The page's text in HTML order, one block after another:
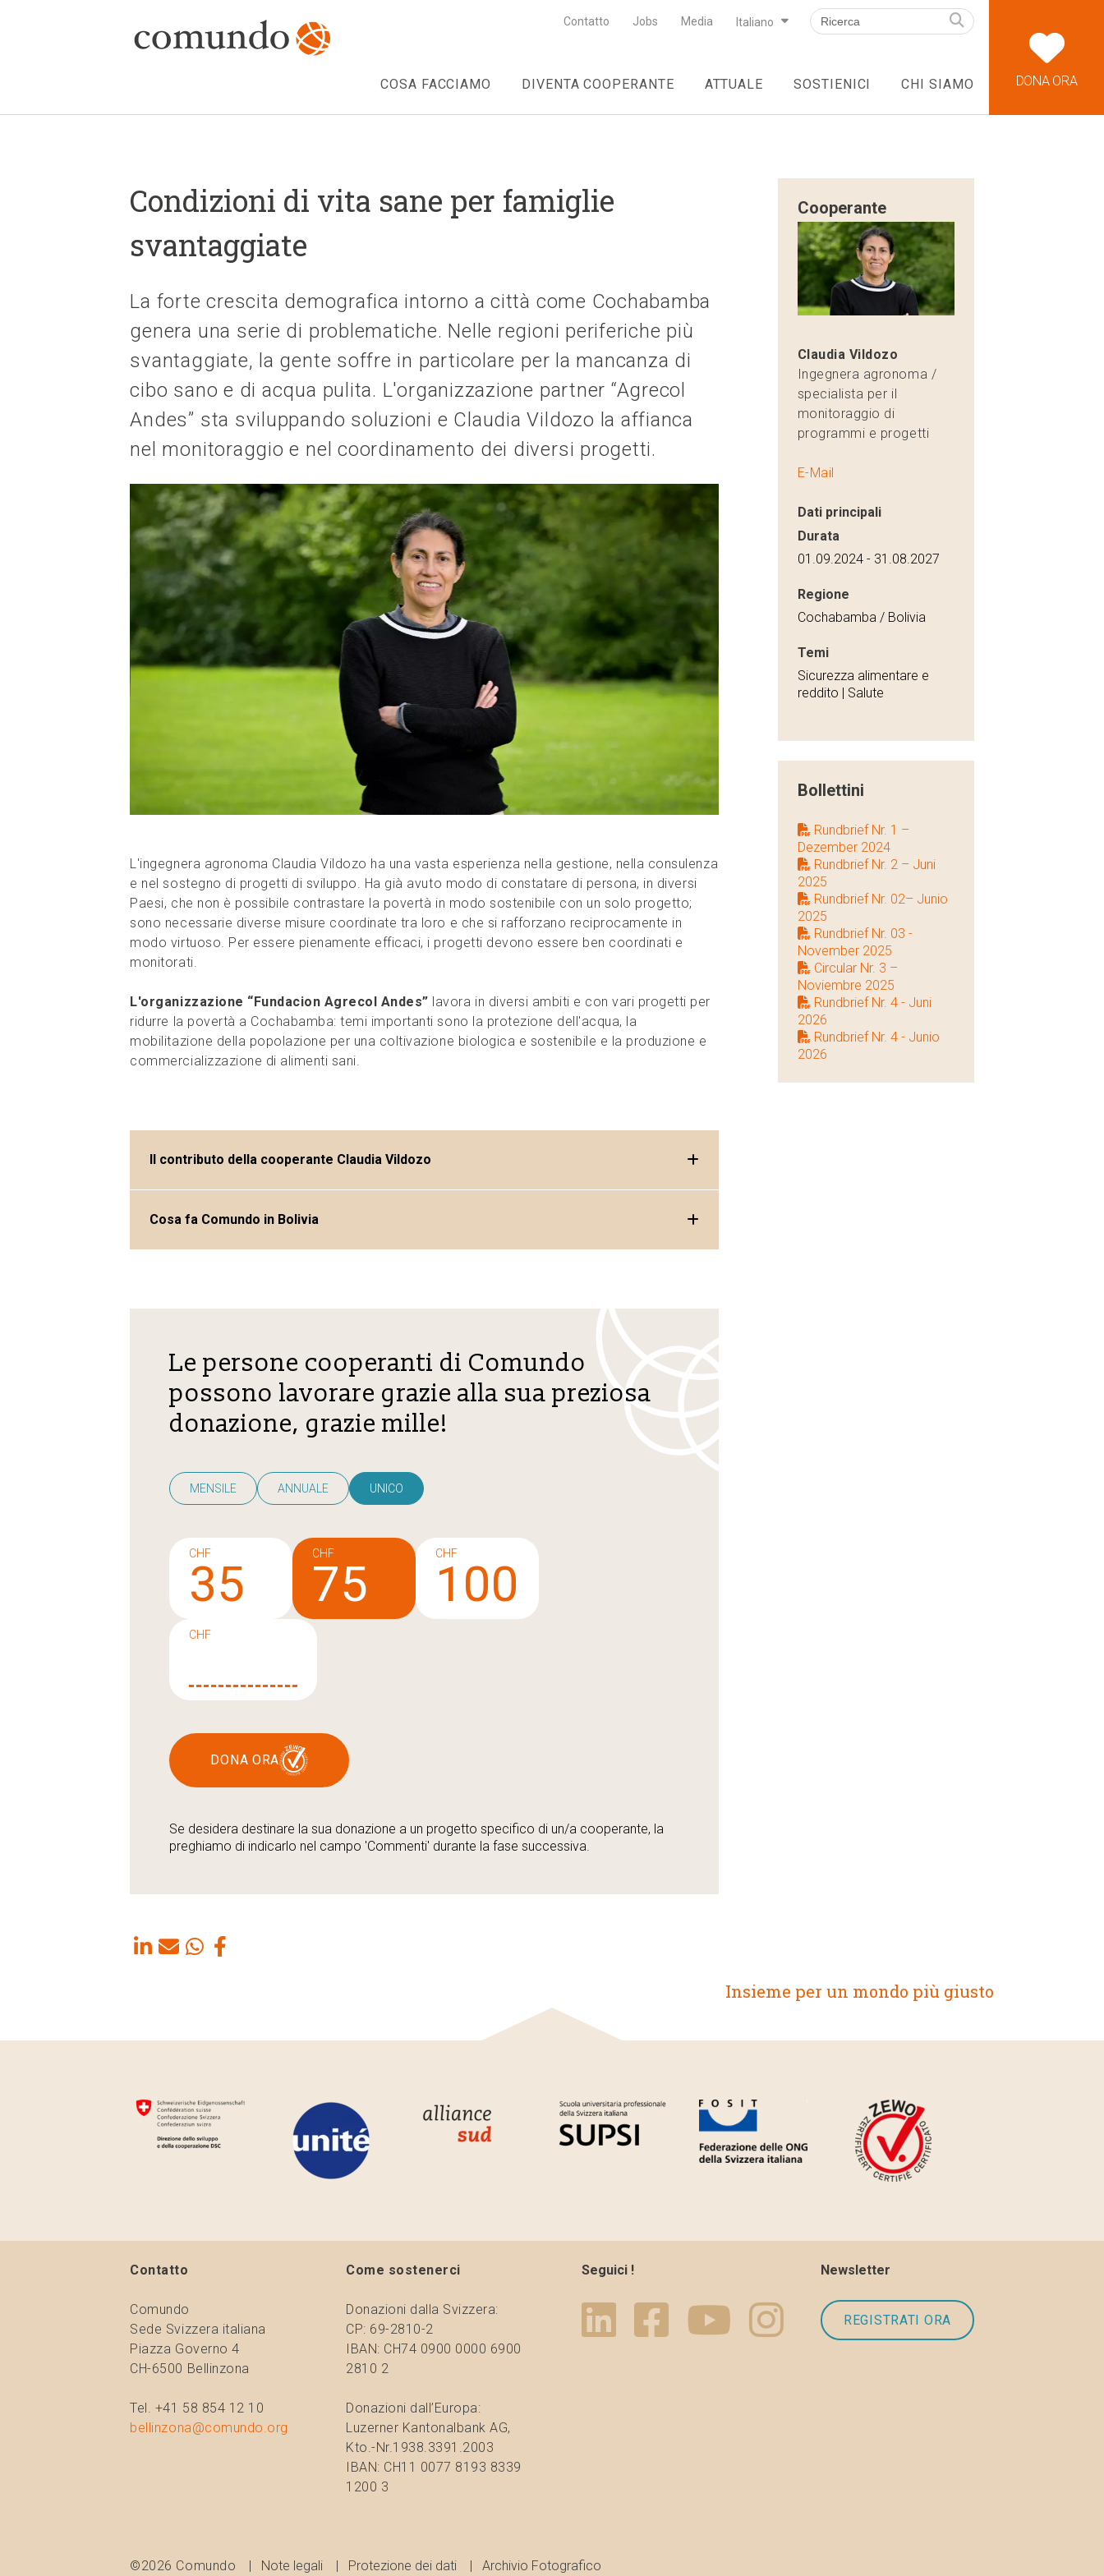
DONA ORA
Contatto Jobs Media Italiano
COSA FACCIAMO DIVENTA COOPERANTE ATTUALE SOSTIENICI CHI SIAMO
Condizioni di vita sane per famiglie
svantaggiate
La forte crescita demografica intorno a città come Cochabamba
genera una serie di problematiche. Nelle regioni periferiche più
svantaggiate, la gente soffre in particolare per la mancanza di
cibo sano e di acqua pulita. L'organizzazione partner “Agrecol
Andes” sta sviluppando soluzioni e Claudia Vildozo la affianca
nel monitoraggio e nel coordinamento dei diversi progetti.
L'ingegnera agronoma Claudia Vildozo ha una vasta esperienza nella gestione, nella consulenza
e nel sostegno di progetti di sviluppo. Ha già avuto modo di constatare di persona, in diversi
Paesi, che non è possibile contrastare la povertà in modo sostenibile con un solo progetto;
sono necessarie diverse misure coordinate tra loro e che si rafforzano reciprocamente in
modo virtuoso. Per essere pienamente efficaci, i progetti devono essere ben coordinati e
monitorati.
L'organizzazione “Fundacion Agrecol Andes” lavora in diversi ambiti e con vari progetti per
ridurre la povertà a Cochabamba: temi importanti sono la protezione dell'acqua, la
mobilitazione della popolazione per una coltivazione biologica e sostenibile e la produzione e
commercializzazione di alimenti sani.
Il contributo della cooperante Claudia Vildozo
Cosa fa Comundo in Bolivia
Le persone cooperanti di Comundo
possono lavorare grazie alla sua preziosa
donazione, grazie mille!
MENSILE ANNUALE UNICO
CHF
35
CHF
75
CHF
100
CHF
DONA ORA
Se desidera destinare la sua donazione a un progetto specifico di un/a cooperante, la
preghiamo di indicarlo nel campo 'Commenti' durante la fase successiva.
Cooperante
Claudia Vildozo
Ingegnera agronoma /
specialista per il
monitoraggio di
programmi e progetti
E-Mail
Dati principali
Durata
01.09.2024 - 31.08.2027
Regione
Cochabamba / Bolivia
Temi
Sicurezza alimentare e
reddito | Salute
Bollettini
Rundbrief Nr. 1 –
Dezember 2024
Rundbrief Nr. 2 – Juni
2025
Rundbrief Nr. 02– Junio
2025
Rundbrief Nr. 03 -
November 2025
Circular Nr. 3 –
Noviembre 2025
Rundbrief Nr. 4 - Juni
2026
Rundbrief Nr. 4 - Junio
2026
Insieme per un mondo più giusto
Contatto
Comundo
Sede Svizzera italiana
Piazza Governo 4
CH-6500 Bellinzona
Tel. +41 58 854 12 10
bellinzona@comundo.org
Come sostenerci
Donazioni dalla Svizzera:
CP: 69-2810-2
IBAN: CH74 0900 0000 6900
2810 2
Donazioni dall’Europa:
Luzerner Kantonalbank AG,
Kto.-Nr.1938.3391.2003
IBAN: CH11 0077 8193 8339
1200 3
Seguici ! Newsletter
©2026 Comundo Note legali Protezione dei dati Archivio Fotografico